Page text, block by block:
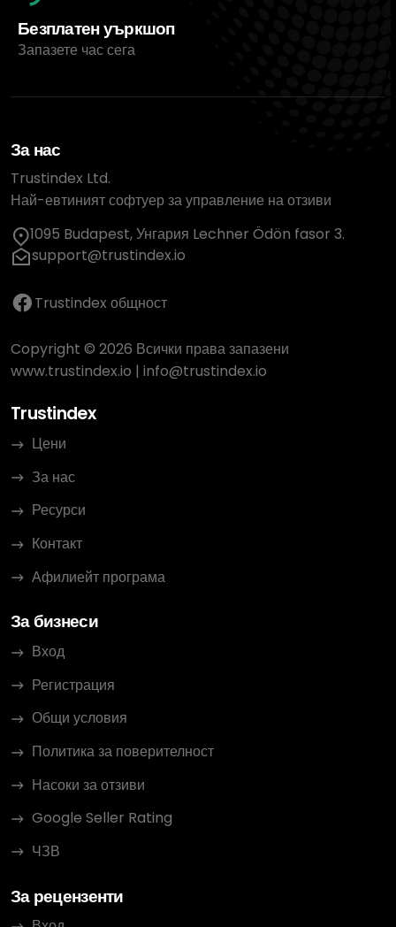
Безплатен уъркшоп
Запазете час сега
За нас
Trustindex Ltd.
Най-евтиният софтуер за управление на отзиви
1095 Budapest, Унгария Lechner Ödön fasor 3.
support@trustindex.io
Trustindex общност
Copyright © 2026 Всички права запазени
www.trustindex.io | info@trustindex.io
Trustindex
Цени
За нас
Ресурси
Контакт
Афилиейт програма
За бизнеси
Вход
Регистрация
Общи условия
Политика за поверителност
Насоки за отзиви
Google Seller Rating
ЧЗВ
За рецензенти